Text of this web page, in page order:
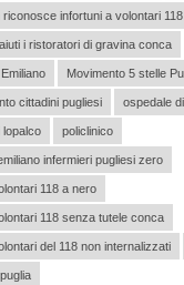
riconosce infortuni a volontari
i ristoratori di gravina conca
Movimento 5 stelle
cittadini pugliesi ospedale
lopalco policlinico
infermieri pugliesi zero
118 a nero
118 senza tutele conca
del 118 non internalizzati